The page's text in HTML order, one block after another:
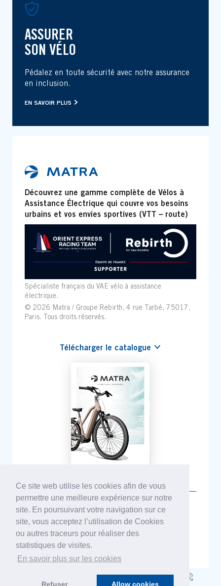
Ce site web utilise les cookies afin de vous
permettre une meilleure expérience sur notre
site. En poursuivant votre navigation sur ce
site, vous acceptez l’utilisation de Cookies
ou autres traceurs pour réaliser des
statistiques de visites.
En savoir plus sur les cookies
Refuser Allow cookies
ASSURER
SON VÉLO
Pédalez en toute sécurité avec notre assurance
en inclusion.
EN SAVOIR PLUS
Découvrez une gamme complète de Vélos à
Assistance Électrique qui couvre vos besoins
urbains et vos envies sportives (VTT – route)
Spécialiste français du VAE vélo à assistance
électrique.
© 2026 Matra / Groupe Rebirth, 4 rue Tarbé, 75017,
Paris. Tous droits réservés.
Télécharger le catalogue
BLOG CONTACT
MENTIONS LÉGALES
SITE PAR